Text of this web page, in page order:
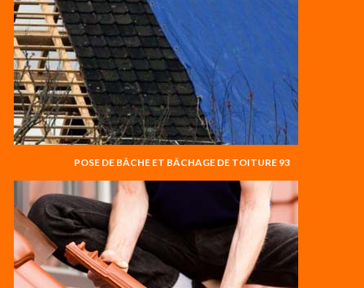
POSE DE BÂCHE ET BÂCHAGE DE TOITURE 93